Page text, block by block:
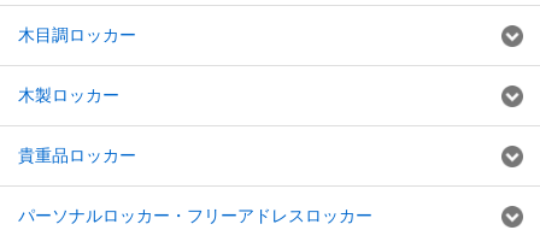
木目調ロッカー
木製ロッカー
貴重品ロッカー
パーソナルロッカー・フリーアドレスロッカー